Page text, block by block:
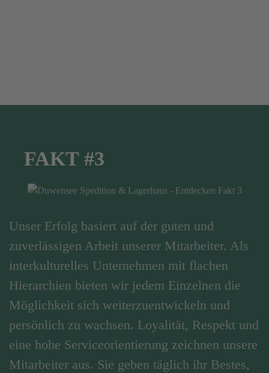
FAKT #3
Unser Erfolg basiert auf der guten und
zuverlässigen Arbeit unserer Mitarbeiter. Als
interkulturelles Unternehmen mit flachen
Hierarchien bieten wir jedem Einzelnen die
Möglichkeit sich weiterzuentwickeln und
persönlich zu wachsen. Loyalität, Respekt und
eine hohe Serviceorientierung zeichnen unsere
Mitarbeiter aus. Sie geben täglich ihr Bestes,